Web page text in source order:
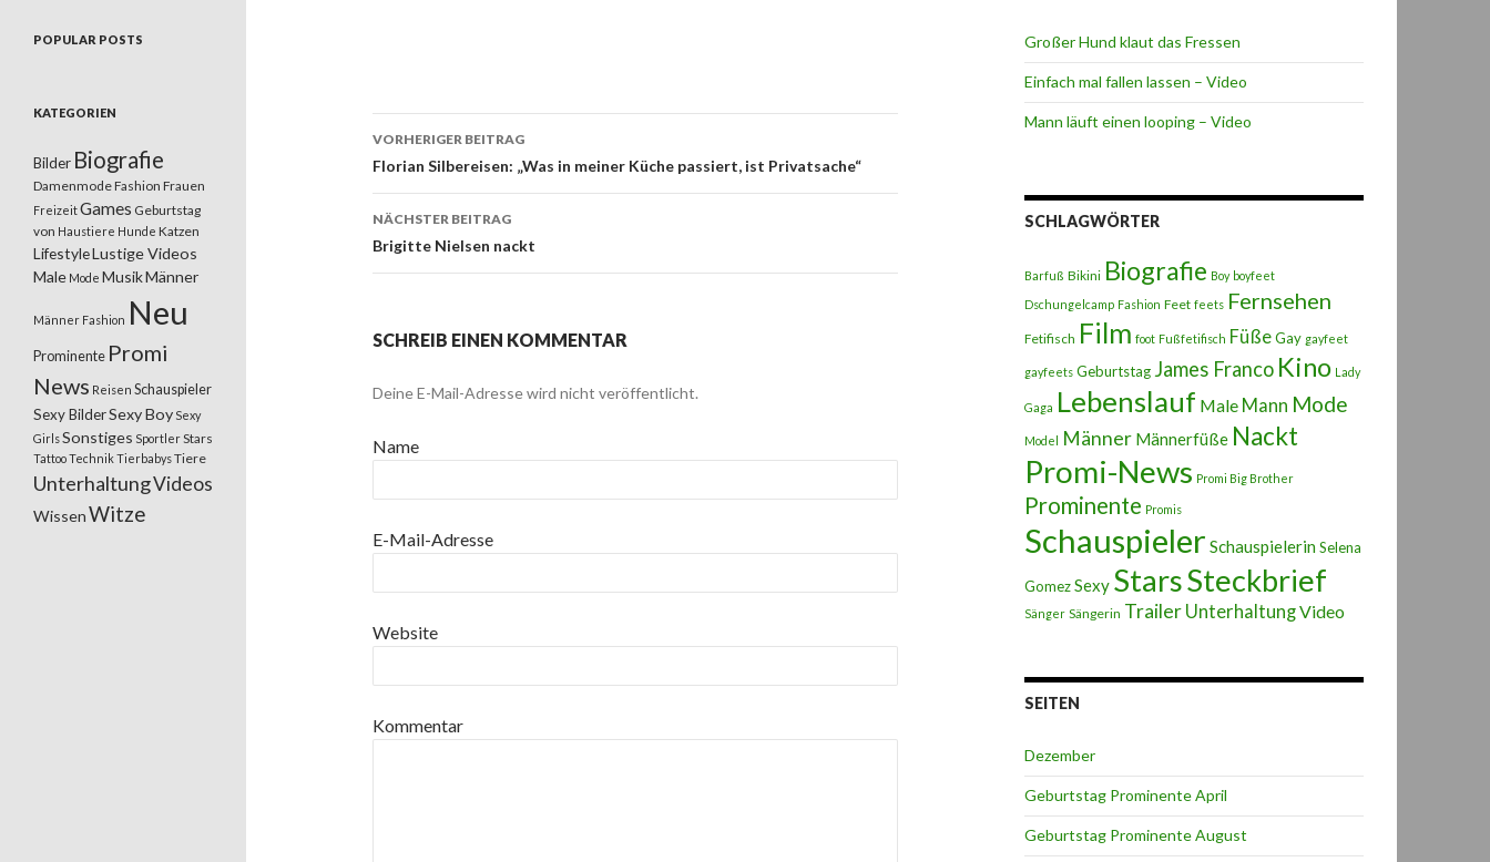
Beitragsnavigation
VORHERIGER BEITRAG
Florian Silbereisen: „Was in meiner Küche passiert, ist Privatsache“
NÄCHSTER BEITRAG
Brigitte Nielsen nackt
SCHREIB EINEN KOMMENTAR
Deine E-Mail-Adresse wird nicht veröffentlicht.
Name
E-Mail-Adresse
Website
Kommentar
Großer Hund klaut das Fressen
Einfach mal fallen lassen – Video
Mann läuft einen looping – Video
SCHLAGWÖRTER
Barfuß Bikini Biografie Boy boyfeet
Dschungelcamp Fashion Feet feets Fernsehen
Fetifisch Film foot Fußfetifisch FüßeGay gayfeet
gayfeets Geburtstag James Franco Kino Lady
Gaga Lebenslauf Male Mann Mode
Model Männer Männerfüße Nackt
Promi-News Promi Big Brother
Prominente Promis
Schauspieler Schauspielerin Selena
GomezSexy StarsSteckbrief
Sänger Sängerin Trailer UnterhaltungVideo
SEITEN
Dezember
Geburtstag Prominente April
Geburtstag Prominente August
POPULAR POSTS
KATEGORIEN
Bilder Biografie
DamenmodeFashion Frauen
FreizeitGames Geburtstag
von Haustiere Hunde Katzen
LifestyleLustige Videos
Male Mode MusikMänner
Männer Fashion Neu
Prominente Promi
News Reisen Schauspieler
Sexy BilderSexy Boy Sexy
GirlsSonstiges SportlerStars
TattooTechnikTierbabysTiere
UnterhaltungVideos
WissenWitze